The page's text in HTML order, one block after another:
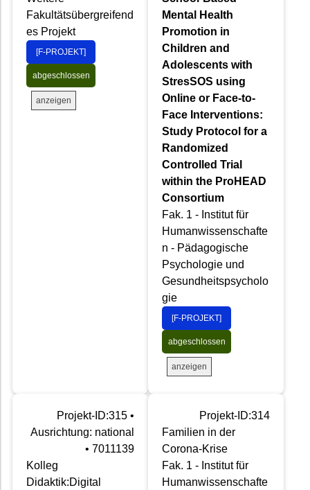
Fakultätsübergreifend
es Projekt
[F-PROJEKT]
abgeschlossen
anzeigen
Mental Health
Promotion in
Children and
Adolescents with
StresSOS using
Online or Face-to-
Face Interventions:
Study Protocol for a
Randomized
Controlled Trial
within the ProHEAD
Consortium
Fak. 1 - Institut für
Humanwissenschafte
n - Pädagogische
Psychologie und
Gesundheitspsycholo
gie
[F-PROJEKT]
abgeschlossen
anzeigen
Projekt-ID:315 •
Ausrichtung: national
• 7011139
Kolleg
Didaktik:Digital
Projekt-ID:314
Familien in der
Corona-Krise
Fak. 1 - Institut für
Humanwissenschafte